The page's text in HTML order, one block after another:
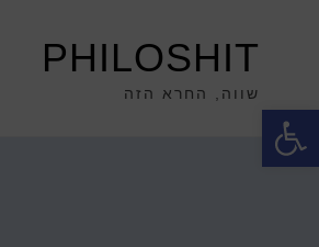
פתח סרגל נגישות
PHILOSHIT
שווה, החרא הזה